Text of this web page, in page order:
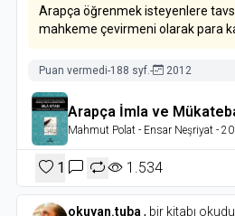
Arapça öğrenmek isteyenlere
mahkeme çevirmeni olarak para
Puan vermedi-188 syf.- 2012
Arapça İmla ve
Mahmut Polat - Ensar Neşriyat -
1 1.534
okuyan.tuba, bir kitabı